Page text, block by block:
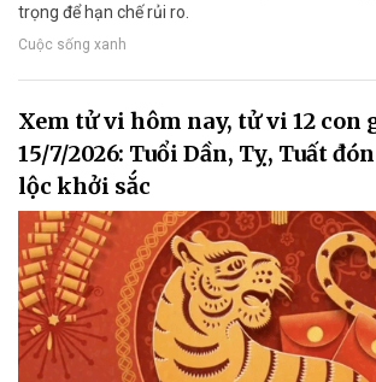
trọng để hạn chế rủi ro.
Cuộc sống xanh
Xem tử vi hôm nay, tử vi 12 con
15/7/2026: Tuổi Dần, Tỵ, Tuất
lộc khởi sắc